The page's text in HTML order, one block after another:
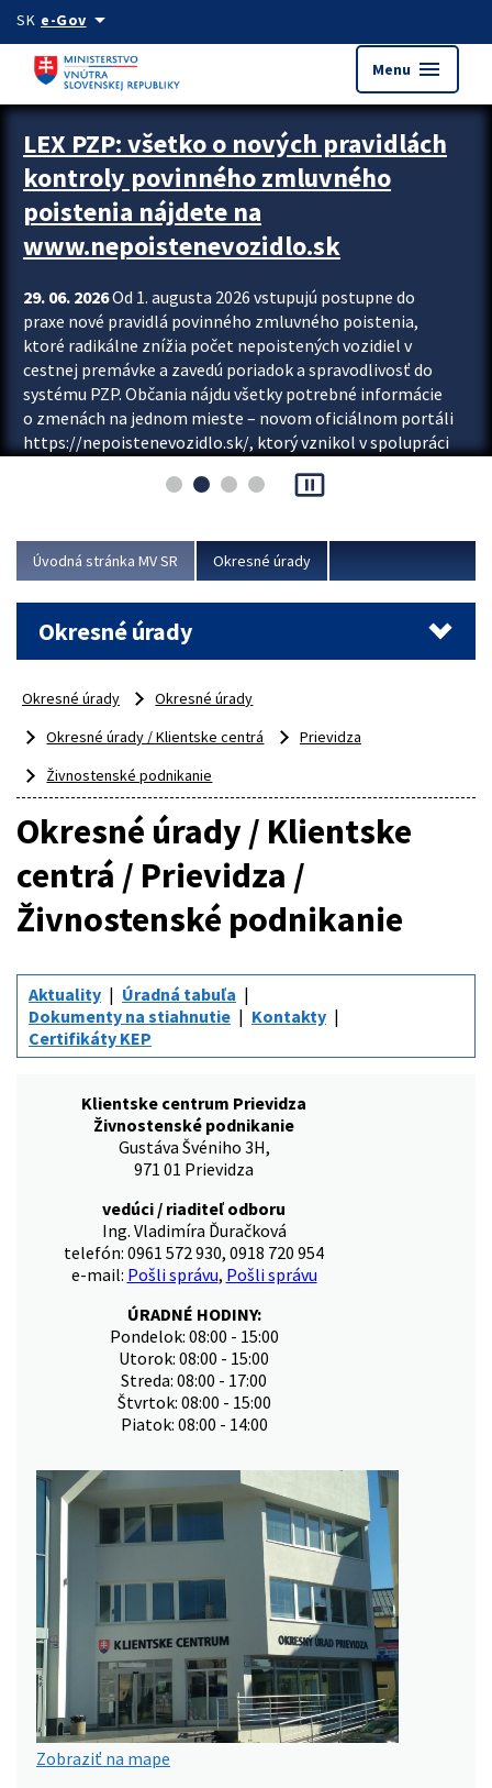
Preskocit na hlavný obsah
SK e-Govarrow_drop_down
Menu menu
Zastavit automatický posun upútavok
LEX PZP: všetko o nových pravidlách
kontroly povinného zmluvného
poistenia nájdete na
www.nepoistenevozidlo.sk
29. 06. 2026Od 1. augusta 2026 vstupujú postupne do
praxe nové pravidlá povinného zmluvného poistenia,
ktoré radikálne znížia počet nepoistených vozidiel v
cestnej premávke a zavedú poriadok a spravodlivosť do
systému PZP. Občania nájdu všetky potrebné informácie
o zmenách na jednom mieste – novom oficiálnom portáli
https://nepoistenevozidlo.sk/, ktorý vznikol v spolupráci
asociácie poisťovní (SLASPO) a Ministerstva vnútra SR.
Viac
pause_presentation
Úvodná stránka MV SR Okresné úrady
Okresné úrady
Okresné úrady
Okresné úrady
Okresné úrady / Klientske centrá
Prievidza
Živnostenské podnikanie
Okresné úrady / Klientske
centrá / Prievidza /
Živnostenské podnikanie
Aktuality
Úradná tabuľa
Dokumenty na stiahnutie
Kontakty
Certifikáty KEP
Klientske centrum Prievidza
Živnostenské podnikanie
Gustáva Švéniho 3H,
971 01 Prievidza
vedúci / riaditeľ odboru
Ing. Vladimíra Ďuračková
telefón: 0961 572 930, 0918 720 954
e-mail: Pošli správu, Pošli správu
ÚRADNÉ HODINY:
Pondelok: 08:00 - 15:00
Utorok: 08:00 - 15:00
Streda: 08:00 - 17:00
Štvrtok: 08:00 - 15:00
Piatok: 08:00 - 14:00
Zobraziť na mape